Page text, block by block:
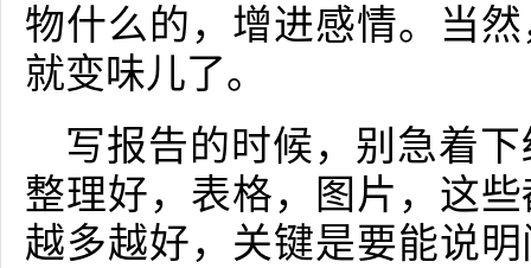
物什么的，增进感情。当
就变味儿了。
写报告的时候，别急着
整理好，表格，图片，这
越多越好，关键是要能说